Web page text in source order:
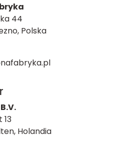
44
Polska
Holandia